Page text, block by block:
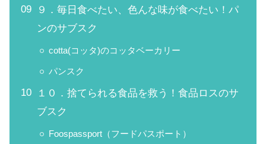
９．毎日食べたい、色んな味が食べたい！パ
ンのサブスク
cotta(コッタ)のコッタベーカリー
パンスク
１０．捨てられる食品を救う！食品ロスのサ
ブスク
Foospassport（フードパスポート）